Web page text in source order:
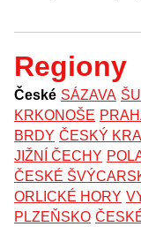
Regiony
České SÁZAVA
KRKONOŠE
BRDY ČESKÝ
JIŽNÍ ČECHY
ČESKÉ
ORLICKÉ HORY
PLZEŇSKO